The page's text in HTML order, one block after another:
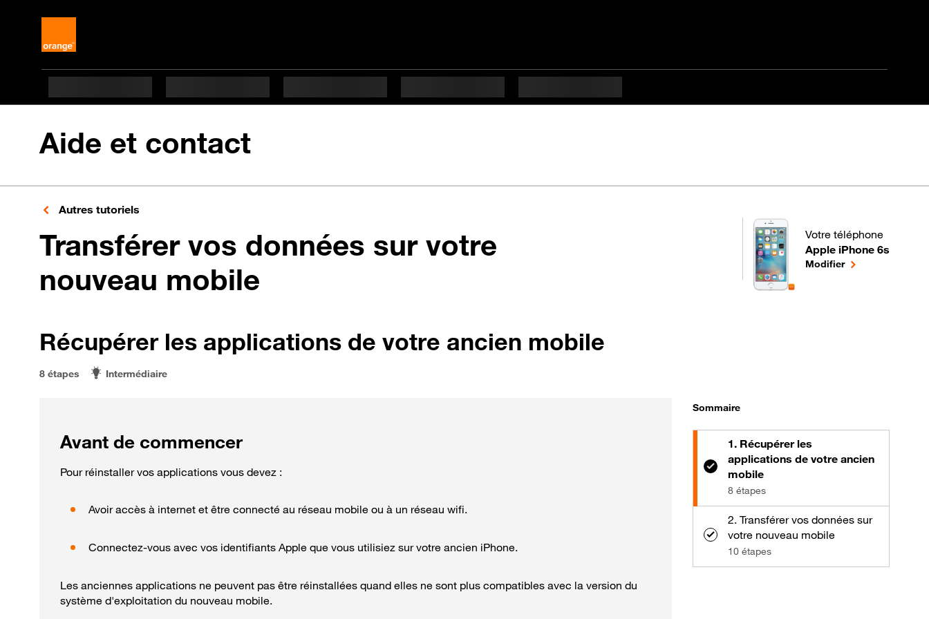
Aide et contact
Autres tutoriels
Transférer vos données sur votre
nouveau mobile
Votre téléphone
Apple iPhone 6s
pour votre Apple iPhone
Modifierle téléphone
Récupérer les applications de votre ancien mobile
8 étapes Intermédiaire
Avant de commencer
Pour réinstaller vos applications vous devez :
Avoir accès à internet et être connecté au réseau mobile ou à un réseau wifi.
Connectez-vous avec vos identifiants Apple que vous utilisiez sur votre ancien iPhone.
Les anciennes applications ne peuvent pas être réinstallées quand elles ne sont plus compatibles avec la version du
système d'exploitation du nouveau mobile.
Sommaire
1. Récupérer les
applications de votre ancien
mobile
8 étapes
2. Transférer vos données sur
votre nouveau mobile
10 étapes